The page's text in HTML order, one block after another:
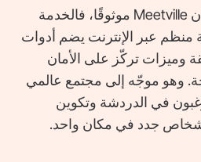
إذا كنت تتساءل عما إذا كان ‎Meetville‎ موثوقًا، فالخدمة
عبر الإنترنت يضم أدوات
وميزات تركّز على الأمان
وهو موجّه إلى مجتمع عالمي
في الدردشة وتكوين
جدد في مكان واحد.